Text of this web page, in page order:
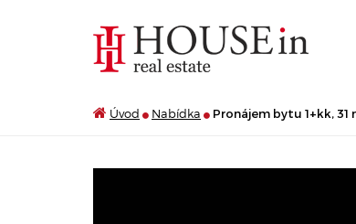
Úvod Nabídka Pronájem bytu 1+kk,